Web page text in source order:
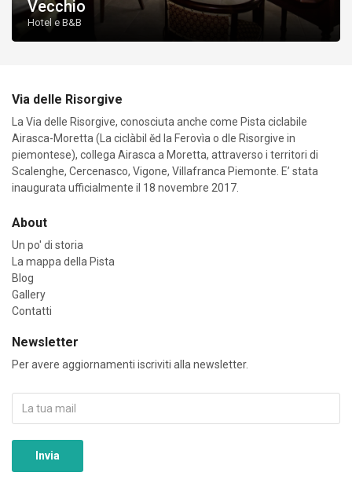
Vecchio
Hotel e B&B
Via delle Risorgive
La Via delle Risorgive, conosciuta anche come Pista ciclabile
Airasca-Moretta (La ciclàbil ĕd la Ferovìa o dle Risorgive in
piemontese), collega Airasca a Moretta, attraverso i territori di
Scalenghe, Cercenasco, Vigone, Villafranca Piemonte. E’ stata
inaugurata ufficialmente il 18 novembre 2017.
About
Un po' di storia
La mappa della Pista
Blog
Gallery
Contatti
Newsletter
Per avere aggiornamenti iscriviti alla newsletter.